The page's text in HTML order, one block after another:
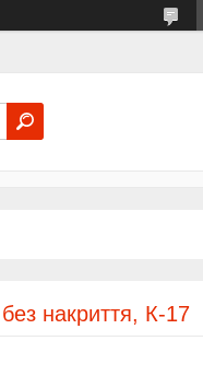
накриття, К-17